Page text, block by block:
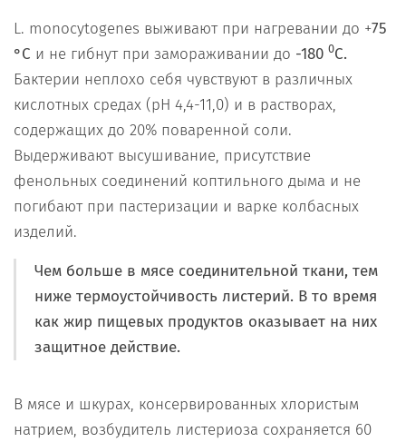
L. monocytogenes выживают при нагревании до +75
°С и не гибнут при замораживании до -180 0С.
Бактерии неплохо себя чувствуют в различных
кислотных средах (рН 4,4-11,0) и в растворах,
содержащих до 20% поваренной соли.
Выдерживают высушивание, присутствие
фенольных соединений коптильного дыма и не
погибают при пастеризации и варке колбасных
изделий.
Чем больше в мясе соединительной ткани, тем
ниже термоустойчивость листерий. В то время
как жир пищевых продуктов оказывает на них
защитное действие.
В мясе и шкурах, консервированных хлористым
натрием, возбудитель листериоза сохраняется 60